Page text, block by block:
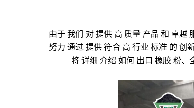
由于 我们 对 提供 高 质量 产品 和 卓越
努力 通过 提供 符合 高 行业 标准 的 创
将 详细 介绍 如何 出口 橡胶 粉、